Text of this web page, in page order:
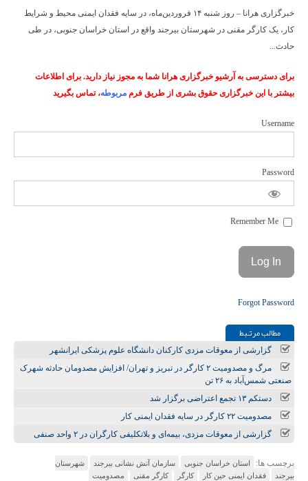
خبرگزاری هرانا – روز شنبه ۱۴ فروردين‌ماه، در سایه فقدان ایمنی محیط و شرایط
کار، یک کارگر مقنی در شهرستان بیرجند واقع در استان خراسان جنوبی، در طی
حادث...
برای دسترسی به آرشیو خبرگزاری هرانا شما به مجوز نیاز دارید. برای اطلاعات
بیشتر با این خبرگزاری حقوق بشری از طریق فرم مربوطه، تماس بگیرید
Username
Password
Forgot Password
مطالب مرتـبط
گزارشی از معوقات مزدی کارکنان دانشگاه علوم پزشکی ایرانشهر
مرگ و مصدومیت ۲ کارگر در تبریز و تهران/ افزایش مصدومان حادثه شهرک
صنعتی شمس‌آباد به ۲۶ تن
دستکم ۱۳ تجمع اعتراضی برگزار شد
مصدومیت ۲۲ کارگر در سایه فقدان ایمنی کار
گزارشی از معوقات مزدی، بیمه‌ای و بلاتکلیفی کارگران در ۲ واحد صنفی
برچسب ها: استان خراسان جنوبی سازمان آتش نشانی بیرجند
شهرستان
بیرجند
فقدان ایمنی حین کار کارگر کارگر مقنی مصدومیت